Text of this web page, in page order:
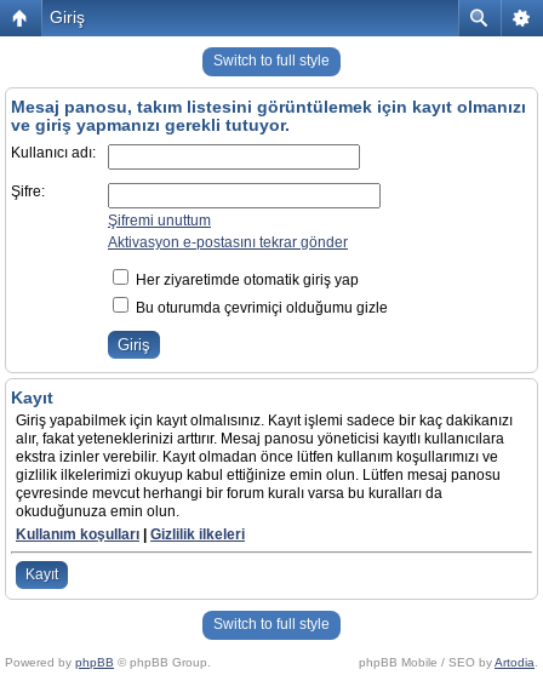
Giriş
Switch to full style
Mesaj panosu, takım listesini görüntülemek için kayıt olmanızı
ve giriş yapmanızı gerekli tutuyor.
Kullanıcı adı:
Şifre:
Şifremi unuttum
Aktivasyon e-postasını tekrar gönder
Her ziyaretimde otomatik giriş yap
Bu oturumda çevrimiçi olduğumu gizle
Kayıt
Giriş yapabilmek için kayıt olmalısınız. Kayıt işlemi sadece bir kaç dakikanızı
alır, fakat yeteneklerinizi arttırır. Mesaj panosu yöneticisi kayıtlı kullanıcılara
ekstra izinler verebilir. Kayıt olmadan önce lütfen kullanım koşullarımızı ve
gizlilik ilkelerimizi okuyup kabul ettiğinize emin olun. Lütfen mesaj panosu
çevresinde mevcut herhangi bir forum kuralı varsa bu kuralları da
okuduğunuza emin olun.
Kullanım koşulları
Gizlilik ilkeleri
Kayıt
Switch to full style
Powered by phpBB © phpBB Group. phpBB Mobile / SEO byArtodia